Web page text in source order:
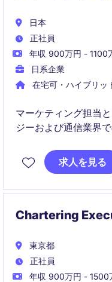
日本
正社員
年収 900万円 - 1100
日系企業
在宅可・ハイブリッ
マーケティング担当
ジーおよび通信業界
ら実行まで幅広い業
貢献していただきま
求人を見る
Chartering
東京都
正社員
年収 900万円 - 1500